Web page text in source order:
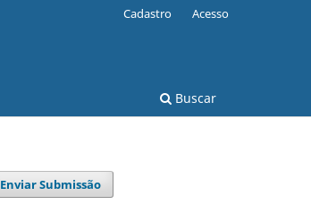
Buscar
Cadastro Acesso
Enviar Submissão